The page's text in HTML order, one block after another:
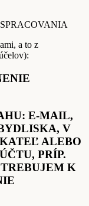
a to z
E-MAIL,
V
ALEBO
PRÍP.
K